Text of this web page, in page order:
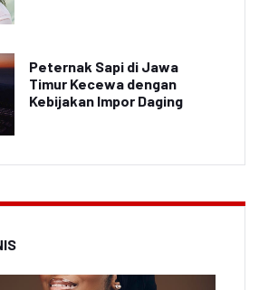
Peternak Sapi di Jawa
Timur Kecewa dengan
Kebijakan Impor Daging